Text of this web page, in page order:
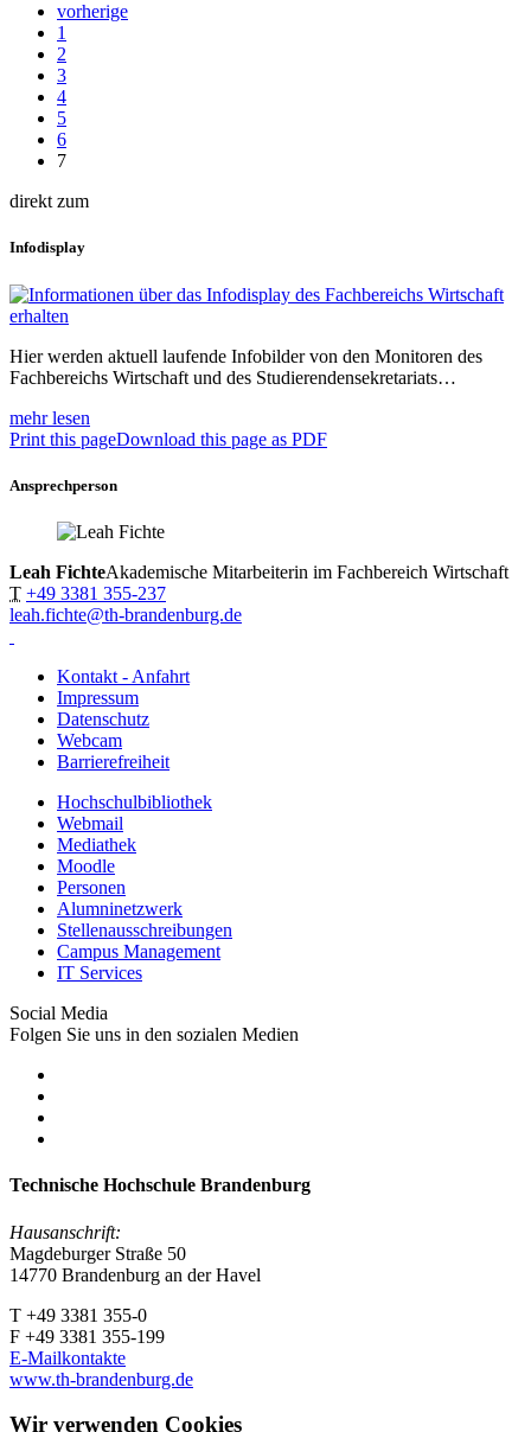
vorherige
1
2
3
4
5
6
7
direkt zum
Infodisplay
Hier werden aktuell laufende Infobilder von den Monitoren des
Fachbereichs Wirtschaft und des Studierendensekretariats…
mehr lesen
Print this pageDownload this page as PDF
Ansprechperson
Leah FichteAkademische Mitarbeiterin im Fachbereich Wirtschaft
T +49 3381 355-237
leah.fichte@th-brandenburg.de
Kontakt - Anfahrt
Impressum
Datenschutz
Webcam
Barrierefreiheit
Hochschulbibliothek
Webmail
Mediathek
Moodle
Personen
Alumninetzwerk
Stellenausschreibungen
Campus Management
IT Services
Social Media
Folgen Sie uns in den sozialen Medien
Technische Hochschule Brandenburg
Hausanschrift:
Magdeburger Straße 50
14770 Brandenburg an der Havel
T +49 3381 355-0
F +49 3381 355-199
E-Mailkontakte
www.th-brandenburg.de
Wir verwenden Cookies